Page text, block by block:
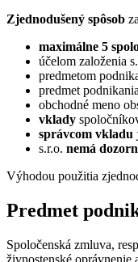
Zjednodušený spôsob
maximálne 5
účelom založenia
predmetom
predmet
obchodné meno
vklady
správcom
s.r.o. nemá
Výhodou použitia
Predmet
Spoločenská zmluva,